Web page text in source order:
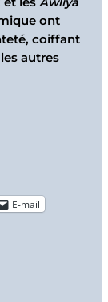
ont
coiffant
autres
E-mail